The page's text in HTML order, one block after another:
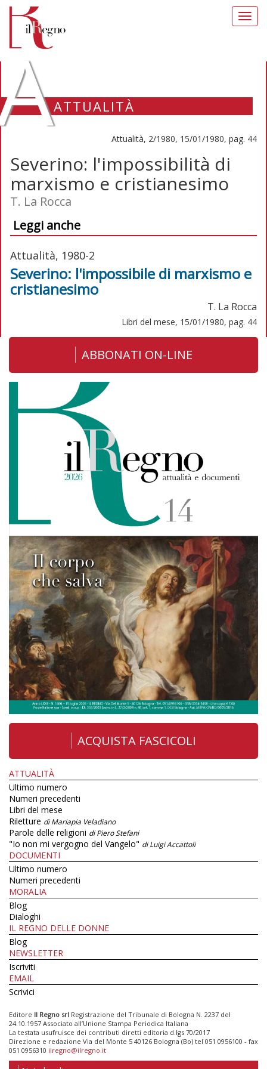
ATTUALITÀ
Attualità, 2/1980, 15/01/1980, pag. 44
Severino: l'impossibilità di
marxismo e cristianesimo
T. La Rocca
Leggi anche
Attualità, 1980-2
Severino: l'impossibile di marxismo e
cristianesimo
T. La Rocca
Libri del mese, 15/01/1980, pag. 44
ABBONATI ON-LINE
ACQUISTA FASCICOLI
ATTUALITÀ
Ultimo numero
Numeri precedenti
Libri del mese
Riletture di Mariapia Veladiano
Parole delle religioni di Piero Stefani
"Io non mi vergogno del Vangelo" di Luigi Accattoli
DOCUMENTI
Ultimo numero
Numeri precedenti
MORALIA
Blog
Dialoghi
IL REGNO DELLE DONNE
Blog
NEWSLETTER
Iscriviti
EMAIL
Scrivici
Editore Il Regno srl Registrazione del Tribunale di Bologna N. 2237 del
24.10.1957 Associato all’Unione Stampa Periodica Italiana
La testata usufruisce dei contributi diretti editoria d.lgs 70/2017
Direzione e redazione Via del Monte 5 40126 Bologna (Bo) tel 051 0956100 - fax
051 0956310 ilregno@ilregno.it